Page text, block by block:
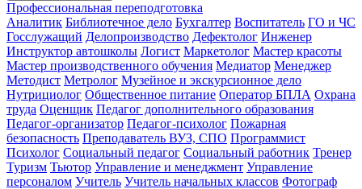
Профессиональная переподготовка
Аналитик Библиотечное дело Бухгалтер Воспитатель ГО и ЧС
Госслужащий Делопроизводство Дефектолог Инженер
Инструктор автошколы Логист Маркетолог Мастер красоты
Мастер производственного обучения Медиатор Менеджер
Методист Метролог Музейное и экскурсионное дело
Нутрициолог Общественное питание Оператор БПЛА Охрана
труда Оценщик Педагог дополнительного образования
Педагог-организатор Педагог-психолог Пожарная
безопасность Преподаватель ВУЗ, СПО Программист
Психолог Социальный педагог Социальный работник Тренер
Туризм Тьютор Управление и менеджмент Управление
персоналом Учитель Учитель начальных классов Фотограф